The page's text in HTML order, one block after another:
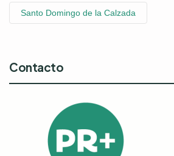
Santo Domingo de la Calzada
Contacto